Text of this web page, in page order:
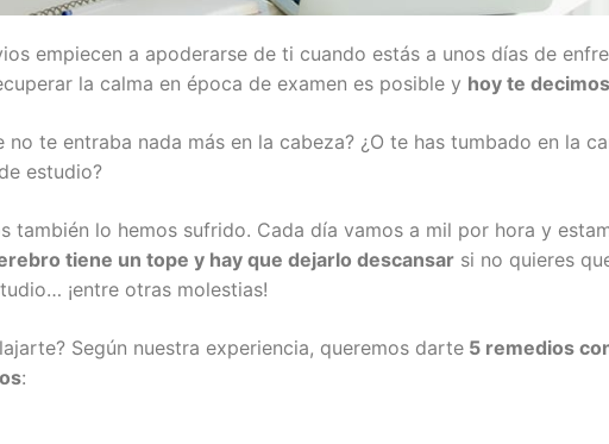
empiecen a apoderarse de ti cuando estás a unos días de
la calma en época de examen es posible y hoy te
no te entraba nada más en la cabeza? ¿O te has tumbado en la
estudio?
también lo hemos sufrido. Cada día vamos a mil por hora y
tiene un tope y hay que dejarlo descansar si no quieres
¡entre otras molestias!
Según nuestra experiencia, queremos darte 5 remedios
: